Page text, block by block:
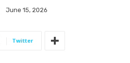
June 15, 2026
Twitter